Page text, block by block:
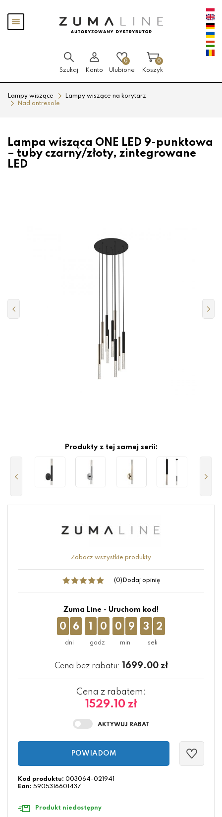
Pokaż
menu
Szukaj Konto
0
Ulubione
0
Koszyk
Lampy wiszące
Lampy wiszące na korytarz
Nad antresole
Lampa wisząca ONE LED 9-punktowa
– tuby czarny/złoty, zintegrowane
LED
Produkty z tej samej serii:
Zobacz wszystkie produkty
(0) Dodaj opinię
Zuma Line - Uruchom kod!
0 6 1 0 0 9 3 2
Cena bez rabatu: 1699.00 zł
Cena z rabatem:
1529.10 zł
POWIADOM
Kod produktu: 003064-021941
Ean: 5905316601437
Produkt niedostępny